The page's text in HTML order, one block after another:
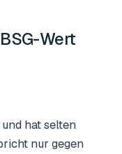
BSG-Wert
hat selten
nur gegen